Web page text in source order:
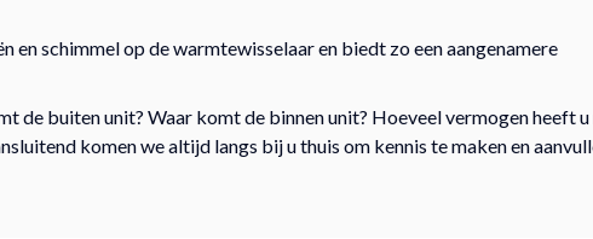
schimmel op de warmtewisselaar en biedt zo een aangenamere
de buiten unit? Waar komt de binnen unit? Hoeveel vermogen heeft
komen we altijd langs bij u thuis om kennis te maken en